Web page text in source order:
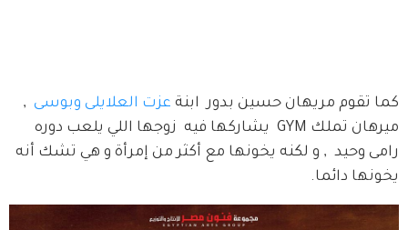
كما تقوم مريهان حسين بدور  ابنة عزت العلايلى وبوسى ,
ميرهان تملك GYM  يشاركها فيه  زوجها اللي يلعب دوره
رامى وحيد  , و لكنه يخونها مع أكثر من إمرأة و هي تشك أنه
يخونها دائما.